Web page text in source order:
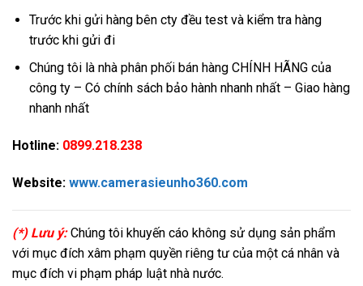
Trước khi gửi hàng bên cty đều test và kiểm tra hàng
trước khi gửi đi
Chúng tôi là nhà phân phối bán hàng CHÍNH HÃNG của
công ty – Có chính sách bảo hành nhanh nhất – Giao hàng
nhanh nhất
Hotline: 0899.218.238
Website: www.camerasieunho360.com
(*) Lưu ý:Chúng tôi khuyến cáo không sử dụng sản phẩm
với mục đích xâm phạm quyền riêng tư của một cá nhân và
mục đích vi phạm pháp luật nhà nước.